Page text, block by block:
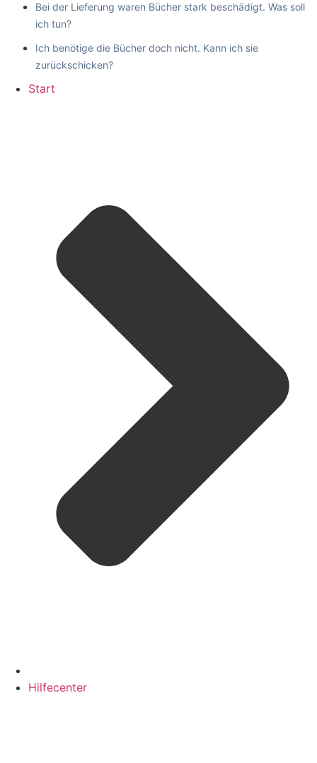
Bei der Lieferung waren Bücher stark beschädigt. Was soll
ich tun?
Ich benötige die Bücher doch nicht. Kann ich sie
zurückschicken?
Start
Hilfecenter